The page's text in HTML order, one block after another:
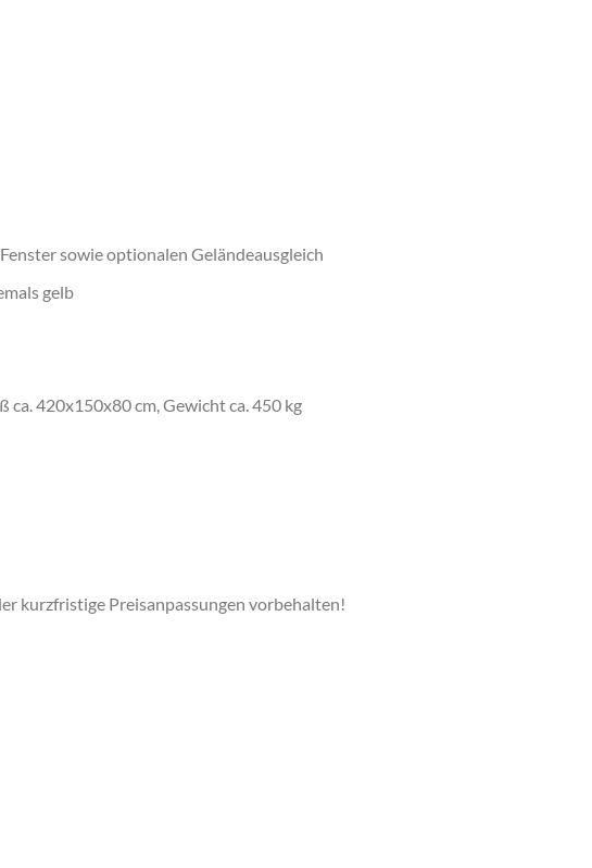
sowie optionalen Geländeausgleich
gelb
420x150x80 cm, Gewicht ca. 450 kg
kurzfristige Preisanpassungen vorbehalten!